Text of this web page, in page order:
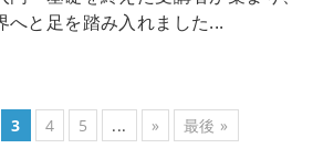
へと足を踏み入れました...
3 4 5 ... » 最後 »